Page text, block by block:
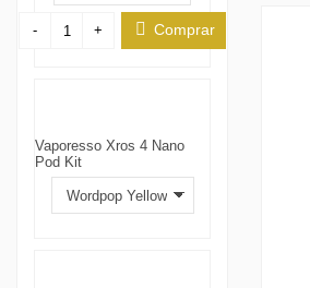
- + Comprar
Vaporesso Xros 4 Nano
Pod Kit